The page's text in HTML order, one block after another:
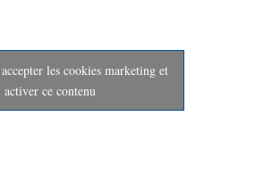
les cookies marketing et
activer ce contenu